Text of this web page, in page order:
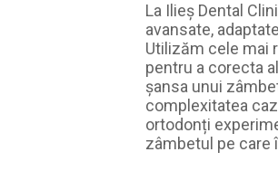
La Ilieș Dental
avansate,
Utilizăm cele mai
pentru a corecta
șansa unui
complexitatea
ortodonți
zâmbetul pe care